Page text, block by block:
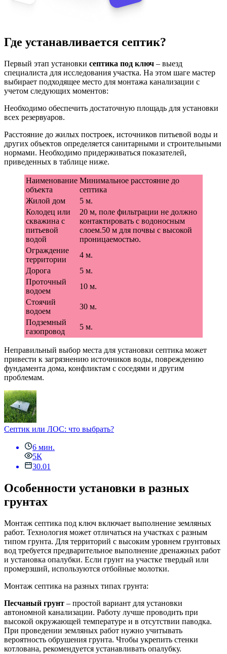
Где устанавливается септик?
Первый этап установки септика под ключ – выезд
специалиста для исследования участка. На этом шаге мастер
выбирает подходящее место для монтажа канализации с
учетом следующих моментов:
Необходимо обеспечить достаточную площадь для установки
всех резервуаров.
Расстояние до жилых построек, источников питьевой воды и
других объектов определяется санитарными и строительными
нормами. Необходимо придерживаться показателей,
приведенных в таблице ниже.
Наименование
объекта
Минимальное расстояние до
септика
Жилой дом
5 м.
Колодец или
скважина с
питьевой
водой
20 м, поле фильтрации не должно
контактировать с водоносным
слоем.50 м для почвы с высокой
проницаемостью.
Ограждение
территории
4 м.
Дорога
5 м.
Проточный
водоем
10 м.
Стоячий
водоем
30 м.
Подземный
газопровод
5 м.
Неправильный выбор места для установки септика может
привести к загрязнению источников воды, повреждению
фундамента дома, конфликтам с соседями и другим
проблемам.
Септик или ЛОС: что выбрать?
6 мин.
5К
30.01
Особенности установки в разных
грунтах
Монтаж септика под ключ включает выполнение земляных
работ. Технология может отличаться на участках с разным
типом грунта. Для территорий с высоким уровнем грунтовых
вод требуется предварительное выполнение дренажных работ
и установка опалубки. Если грунт на участке твердый или
промерзший, используются отбойные молотки.
Монтаж септика на разных типах грунта:
Песчаный грунт – простой вариант для установки
автономной канализации. Работу лучше проводить при
высокой окружающей температуре и в отсутствии паводка.
При проведении земляных работ нужно учитывать
вероятность обрушения грунта. Чтобы укрепить стенки
котлована, рекомендуется устанавливать опалубку.